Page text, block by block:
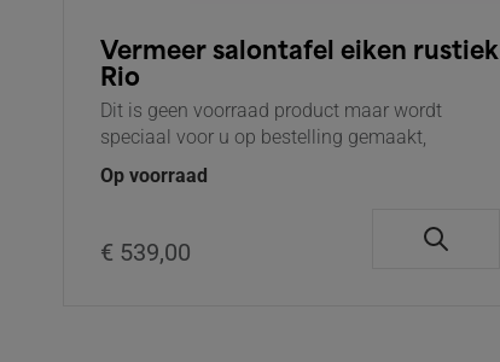
Vermeer salontafel eiken rustiek
Rio
Dit is geen voorraad product maar wordt
speciaal voor u op bestelling gemaakt,
Op voorraad
€ 539,00